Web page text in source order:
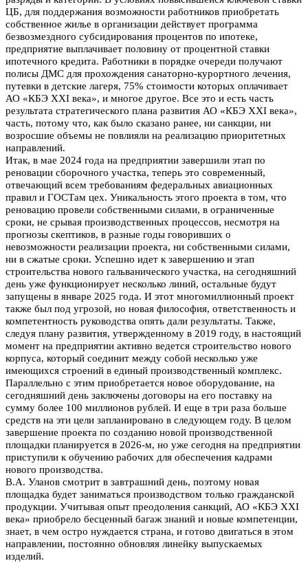
ЦБ, для поддержания возможности работников приобретать
собственное жилье в организации действует программа
безвозмездного субсидирования процентов по ипотеке,
предприятие выплачивает половину от процентной ставки
ипотечного кредита. Работники в порядке очереди получают
полисы ДМС для прохождения санаторно-курортного лечения,
путевки в детские лагеря, 75% стоимости которых оплачивает
АО «КБЭ XXI века», и многое другое. Все это и есть часть
результата стратегического плана развития АО «КБЭ XXI века»,
часть, потому что, как было сказано ранее, ни санкции, ни
возросшие объемы не повлияли на реализацию приоритетных
направлений.
Итак, в мае 2024 года на предприятии завершили этап по
реновации сборочного участка, теперь это современный,
отвечающий всем требованиям федеральных авиационных
правил и ГОСТам цех. Уникальность этого проекта в том, что
реновацию провели собственными силами, в ограниченные
сроки, не срывая производственных процессов, несмотря на
прогнозы скептиков, в разные годы говоривших о
невозможности реализации проекта, ни собственными силами,
ни в сжатые сроки. Успешно идет к завершению и этап
строительства нового гальванического участка, на сегодняшний
день уже функционирует несколько линий, остальные будут
запущены в январе 2025 года. И этот многомиллионный проект
также был под угрозой, но новая философия, ответственность и
компетентность руководства опять дали результаты. Также,
следуя плану развития, утвержденному в 2019 году, в настоящий
момент на предприятии активно ведется строительство нового
корпуса, который соединит между собой несколько уже
имеющихся строений в единый производственный комплекс.
Параллельно с этим приобретается новое оборудование, на
сегодняшний день заключены договоры на его поставку на
сумму более 100 миллионов рублей. И еще в три раза больше
средств на эти цели запланировано в следующем году. В целом
завершение проекта по созданию новой производственной
площадки планируется в 2026-м, но уже сегодня на предприятии
приступили к обучению рабочих для обеспечения кадрами
нового производства.
В.А. Уланов смотрит в завтрашний день, поэтому новая
площадка будет заниматься производством только гражданской
продукции. Учитывая опыт преодоления санкций, АО «КБЭ XXI
века» приобрело бесценный багаж знаний и новые компетенции,
знает, в чем остро нуждается страна, и готово двигаться в этом
направлении, постоянно обновляя линейку выпускаемых
изделий.